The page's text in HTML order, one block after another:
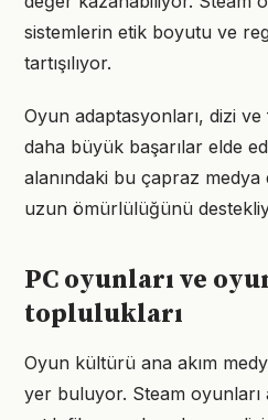
sistemlerin etik boyutu ve
tartışılıyor.
Oyun adaptasyonları, dizi
daha büyük başarılar elde
alanındaki bu çapraz
uzun ömürlülüğünü
PC oyunları ve
toplulukları
Oyun kültürü ana akım
yer buluyor. Steam oyunları